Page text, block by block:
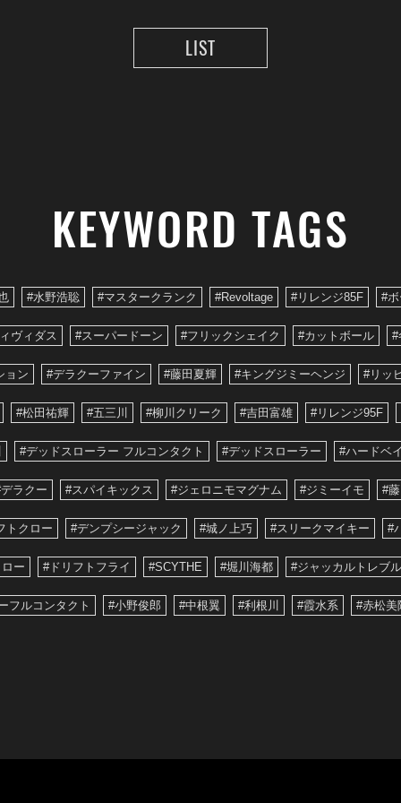
LIST
KEYWORD TAGS
#水野浩聡 #マスタークランク #Revoltage #リレンジ85F #
ヴィダス #スーパードーン #フリックシェイク #カットボール #
ョン #デラクーファイン #藤田夏輝 #キングジミーヘンジ #リッ
#松田祐輝 #五三川 #柳川クリーク #吉田富雄 #リレンジ95F
#デッドスローラー フルコンタクト #デッドスローラー #ハードベ
ラクー #スパイキックス #ジェロニモマグナム #ジミーイモ #
トクロー #デンプシージャック #城ノ上巧 #スリークマイキー #
ー #ドリフトフライ #SCYTHE #堀川海都 #ジャッカルトレブ
フルコンタクト #小野俊郎 #中根翼 #利根川 #霞水系 #赤松美